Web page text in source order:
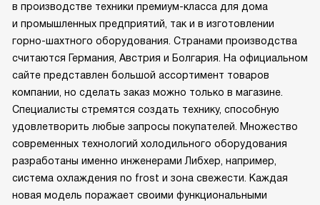
в производстве техники премиум-класса для дома
и промышленных предприятий, так и в изготовлении
горно-шахтного оборудования. Странами производства
считаются Германия, Австрия и Болгария. На официальном
сайте представлен большой ассортимент товаров
компании, но сделать заказ можно только в магазине.
Специалисты стремятся создать технику, способную
удовлетворить любые запросы покупателей. Множество
современных технологий холодильного оборудования
разработаны именно инженерами Либхер, например,
система охлаждения no frost и зона свежести. Каждая
новая модель поражает своими функциональными